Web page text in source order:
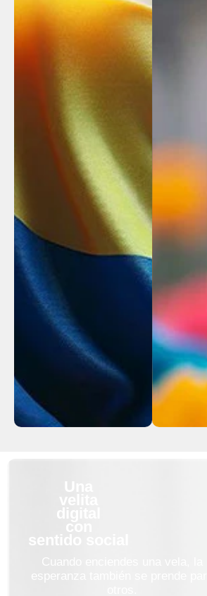
sentido social
Cuando enciendes una vela, la
esperanza también se prende para